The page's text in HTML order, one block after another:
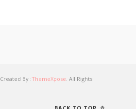
Created By :ThemeXpose. All Rights